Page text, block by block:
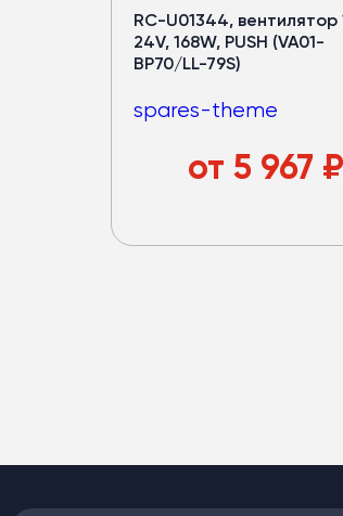
RC-U01344, вентилятор
24V, 168W, PUSH (VA01-
BP70/LL-79S)
spares-theme
от 5 967 ₽